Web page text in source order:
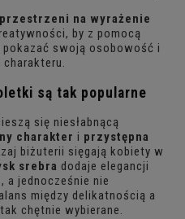
na wyrażenie
by z pomocą
swoją osobowość i
są tak popularne
się niesłabnącą
charakter i przystępna
biżuterii sięgają kobiety w
srebra dodaje elegancji
a jednocześnie nie
między delikatnością a
chętnie wybierane.